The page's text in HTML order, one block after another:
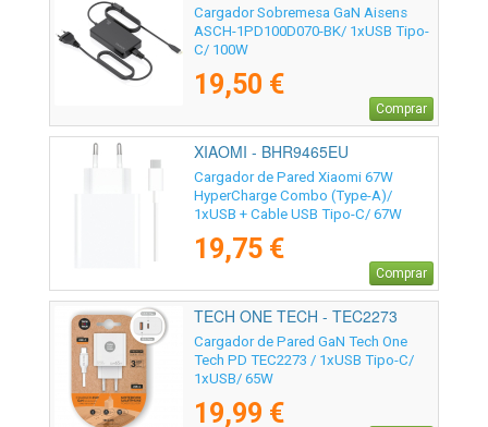
Cargador Sobremesa GaN Aisens
ASCH-1PD100D070-BK/ 1xUSB Tipo-
C/ 100W
19,50 €
Comprar
XIAOMI - BHR9465EU
Cargador de Pared Xiaomi 67W
HyperCharge Combo (Type-A)/
1xUSB + Cable USB Tipo-C/ 67W
19,75 €
Comprar
TECH ONE TECH - TEC2273
Cargador de Pared GaN Tech One
Tech PD TEC2273 / 1xUSB Tipo-C/
1xUSB/ 65W
19,99 €